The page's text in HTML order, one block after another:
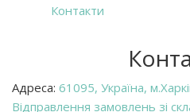
Контакти
Адреса: 61095, Україна,
Відправлення замовлень зі